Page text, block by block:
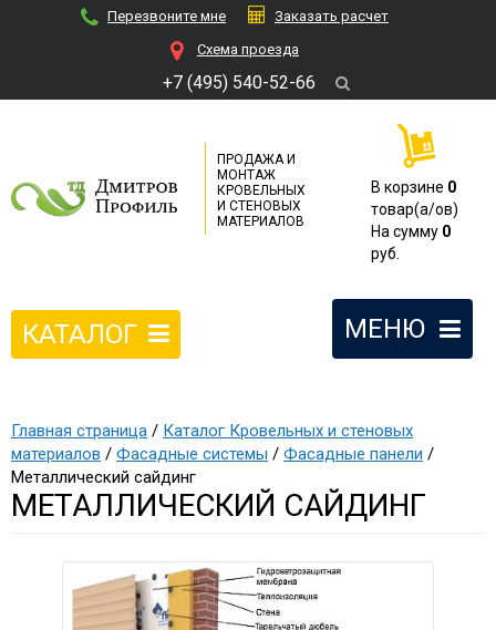
Перезвоните мне
Заказать расчет
Cхема проезда
+7 (495) 540-52-66
ПРОДАЖА И
МОНТАЖ
КРОВЕЛЬНЫХ
И СТЕНОВЫХ
МАТЕРИАЛОВ
В корзине 0
товар(a/ов)
На сумму 0
руб.
МЕНЮ
КАТАЛОГ
Главная страница / Каталог Кровельных и стеновых
материалов / Фасадные системы / Фасадные панели /
Металлический сайдинг
МЕТАЛЛИЧЕСКИЙ САЙДИНГ